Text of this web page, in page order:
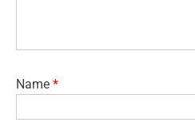
Name *